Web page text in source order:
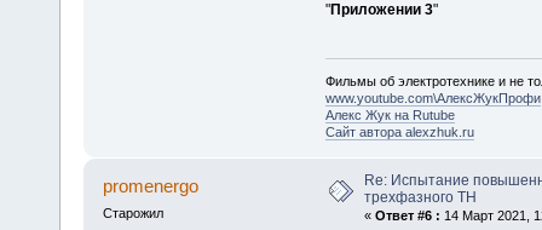
"Приложении 3"
Фильмы об электротехнике и не
www.youtube.com\АлексЖукПрофи
Алекс Жук на Rutube
Сайт автора alexzhuk.ru
promenergo
Старожил
Re: Испытание
трехфазного ТН
« Ответ #6 : 14 Март 2021,